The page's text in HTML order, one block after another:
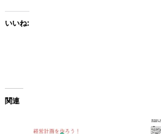
いいね:
関連